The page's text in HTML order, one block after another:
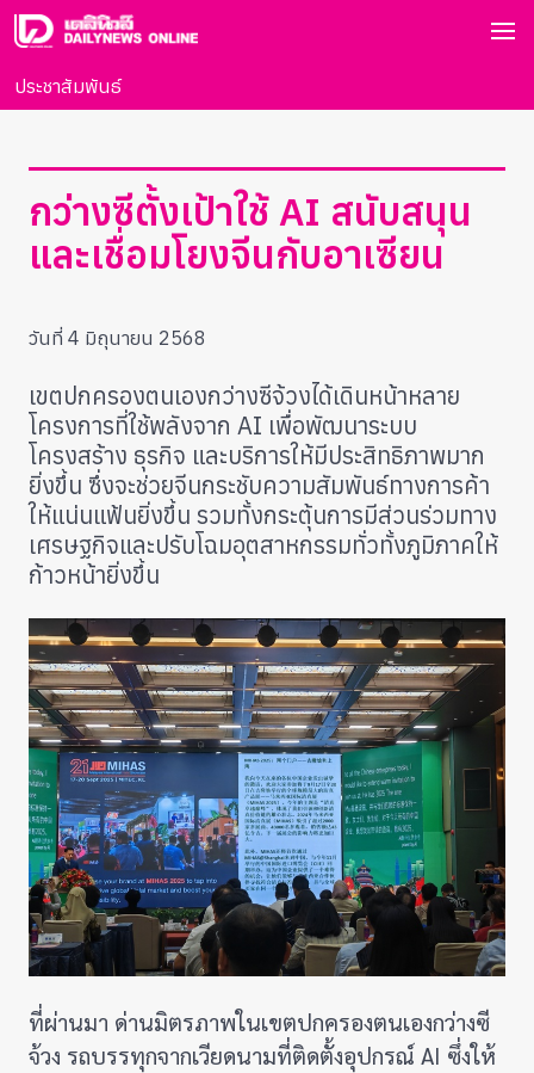
ประชาสัมพันธ์
กว่างซีตั้งเป้าใช้ AI สนับสนุน
และเชื่อมโยงจีนกับอาเซียน
วันที่ 4 มิถุนายน 2568
เขตปกครองตนเองกว่างซีจ้วงได้เดินหน้าหลาย
โครงการที่ใช้พลังจาก AI เพื่อพัฒนาระบบ
โครงสร้าง ธุรกิจ และบริการให้มีประสิทธิภาพมาก
ยิ่งขึ้น ซึ่งจะช่วยจีนกระชับความสัมพันธ์ทางการค้า
ให้แน่นแฟ้นยิ่งขึ้น รวมทั้งกระตุ้นการมีส่วนร่วมทาง
เศรษฐกิจและปรับโฉมอุตสาหกรรมทั่วทั้งภูมิภาคให้
ก้าวหน้ายิ่งขึ้น
ที่ผ่านมา ด่านมิตรภาพในเขตปกครองตนเองกว่างซี
จ้วง รถบรรทุกจากเวียดนามที่ติดตั้งอุปกรณ์ AI ซึ่งให้